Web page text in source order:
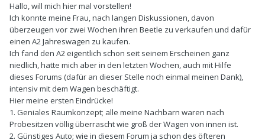
Hallo, will mich hier mal vorstellen!
Ich konnte meine Frau, nach langen Diskussionen, davon
überzeugen vor zwei Wochen ihren Beetle zu verkaufen und dafür
einen A2 Jahreswagen zu kaufen.
Ich fand den A2 eigentlich schon seit seinem Erscheinen ganz
niedlich, hatte mich aber in den letzten Wochen, auch mit Hilfe
dieses Forums (dafür an dieser Stelle noch einmal meinen Dank),
intensiv mit dem Wagen beschäftigt.
Hier meine ersten Eindrücke!
1. Geniales Raumkonzept; alle meine Nachbarn waren nach
Probesitzen völlig überrascht wie groß der Wagen von innen ist.
2. Günstiges Auto; wie in diesem Forum ja schon des öfteren